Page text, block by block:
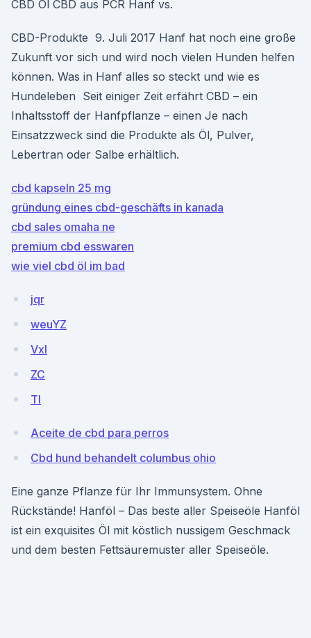
CBD Öl CBD aus PCR Hanf vs.
CBD-Produkte 9. Juli 2017 Hanf hat noch eine große
Zukunft vor sich und wird noch vielen Hunden helfen
können. Was in Hanf alles so steckt und wie es
Hundeleben Seit einiger Zeit erfährt CBD – ein
Inhaltsstoff der Hanfpflanze – einen Je nach
Einsatzzweck sind die Produkte als Öl, Pulver,
Lebertran oder Salbe erhältlich.
cbd kapseln 25 mg
gründung eines cbd-geschäfts in kanada
cbd sales omaha ne
premium cbd esswaren
wie viel cbd öl im bad
jqr
weuYZ
Vxl
ZC
TI
Aceite de cbd para perros
Cbd hund behandelt columbus ohio
Eine ganze Pflanze für Ihr Immunsystem. Ohne
Rückstände! Hanföl – Das beste aller Speiseöle Hanföl
ist ein exquisites Öl mit köstlich nussigem Geschmack
und dem besten Fettsäuremuster aller Speiseöle.